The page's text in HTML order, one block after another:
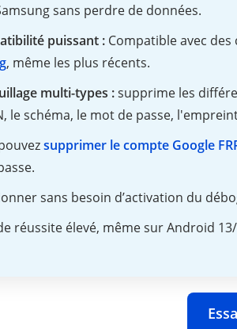
sans perdre de données.
puissant : Compatible avec des
, même les plus récents.
multi-types :supprime les
le schéma, le mot de passe,
supprimer le compte Google
sans besoin d’activation du
réussite élevé, même sur Android